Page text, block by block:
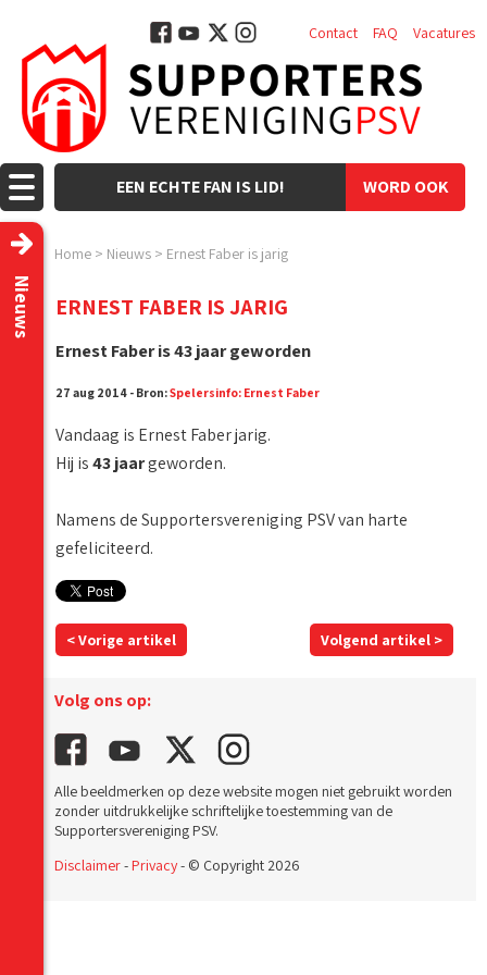
WORD OOK
EEN ECHTE FAN IS LID!
Contact FAQ Vacatures
Home > Nieuws > Ernest Faber is jarig
Nieuws ERNEST FABER IS JARIG
Ernest Faber is 43 jaar geworden
27 aug 2014 - Bron:Spelersinfo: Ernest Faber
Vandaag is Ernest Faber jarig.
Hij is43 jaargeworden.
Namens de Supportersvereniging PSV van harte
gefeliciteerd.
< Vorige artikel Volgend artikel >
Volg ons op:
Alle beeldmerken op deze website mogen niet gebruikt worden
zonder uitdrukkelijke schriftelijke toestemming van de
Supportersvereniging PSV.
Disclaimer-Privacy- © Copyright 2026